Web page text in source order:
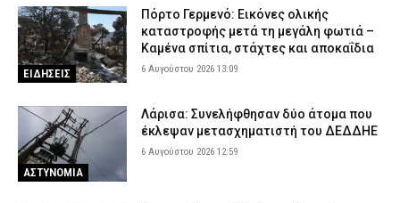
ΕΙΔΗΣΕΙΣ
Πόρτο Γερμενό: Εικόνες ολικής
καταστροφής μετά τη μεγάλη φωτιά –
Καμένα σπίτια, στάχτες και αποκαΐδια
6 Αυγούστου 2026 13:09
ΑΣΤΥΝΟΜΙΑ
Λάρισα: Συνελήφθησαν δύο άτομα που
έκλεψαν μετασχηματιστή του ΔΕΔΔΗΕ
6 Αυγούστου 2026 12:59